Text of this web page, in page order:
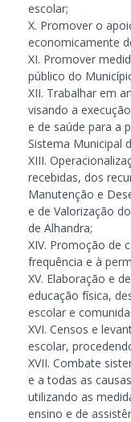
escolar;
X. Promover o
economicamente
XI. Promover
público do
XII. Trabalhar em
visando a
e de saúde para a
Sistema Municipal
XIII.
recebidas, dos
Manutenção e
e de Valorização
de Alhandra;
XIV. Promoção de
frequência e à
XV. Elaboração e
educação física,
escolar e
XVI. Censos e
escolar,
XVII. Combate
e a todas as
utilizando as
ensino e de